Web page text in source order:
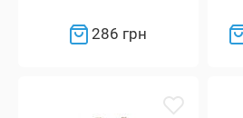
286 грн